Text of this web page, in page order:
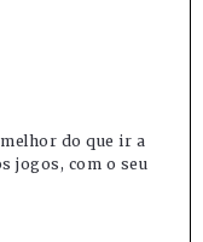
do que ir a
jogos, com o seu